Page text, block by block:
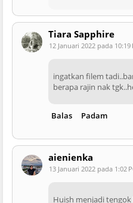
Tiara Sapphire
12 Januari 2022 pada 10:19
ingatkan filem
berapa rajin nak
Balas Padam
aienienka
13 Januari 2022 pada 1:02
Huish menjadi tengok